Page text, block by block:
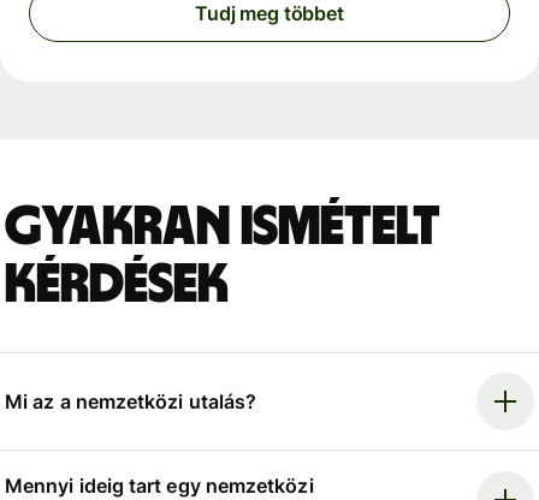
Tudj meg többet
Gyakran ismételt
kérdések
Mi az a nemzetközi utalás?
Mennyi ideig tart egy nemzetközi